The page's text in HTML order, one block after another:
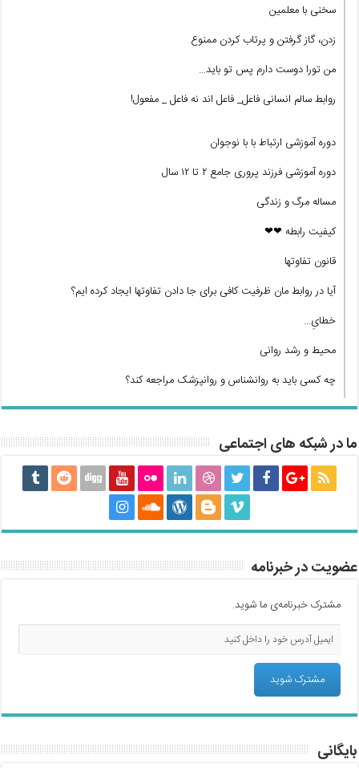
سخنی با معلمین
زدن، گاز گرفتن و پرتاب کردن ممنوع
من تورا دوست دارم پس تو باید…
روابط سالم انسانی فاعل_ فاعل اند نه فاعل _ مفعول!
دوره آموزشی ارتباط با با نوجوان
دوره آموزشی فرزند پروری جامع ۲ تا ۱۲ سال
مساله مرگ و زندگی
کیفیت رابطه ❤❤
قانون تفاوتها
آیا در روابط مان ظرفیت کافی برای جا دادن تفاوتها ایجاد کرده ایم؟
خطایِ…
محیط و رشد روانی
چه کسی باید به روانشناس و روانپزشک مراجعه کند؟
ما در شبکه های اجتماعی
عضویت در خبرنامه
مشترک خبرنامه‌ی ما شوید.
بایگانی